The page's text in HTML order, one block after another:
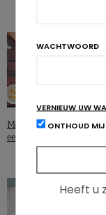
Mentale gezondheid: het
een mediterrane voeding
WACHTWOORD
VERNIEUW UW
ONTHOUD MIJ
Heeft u